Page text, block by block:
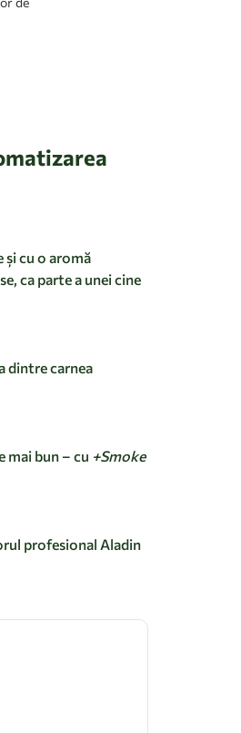
cu o aromă
ca parte a unei cine
dintre carnea
mai bun – cu +Smoke
profesional Aladin